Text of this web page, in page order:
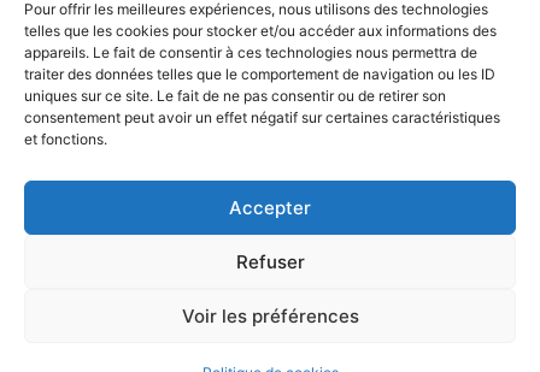
Pour offrir les meilleures expériences, nous utilisons des technologies
telles que les cookies pour stocker et/ou accéder aux informations des
appareils. Le fait de consentir à ces technologies nous permettra de
traiter des données telles que le comportement de navigation ou les ID
uniques sur ce site. Le fait de ne pas consentir ou de retirer son
consentement peut avoir un effet négatif sur certaines caractéristiques
et fonctions.
Accepter
Refuser
Voir les préférences
Ce site utilise Akismet pour réduire les indésirables.
En savoir plus sur la façon dont les données de vos
Kadence WP